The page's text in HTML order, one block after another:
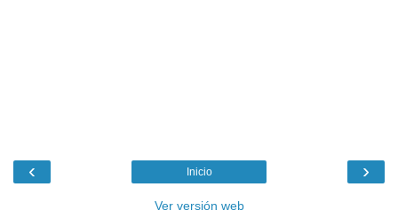
‹ ›
Inicio
Ver versión web